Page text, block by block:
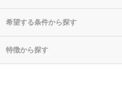
希望する条件から探す
特徴から探す